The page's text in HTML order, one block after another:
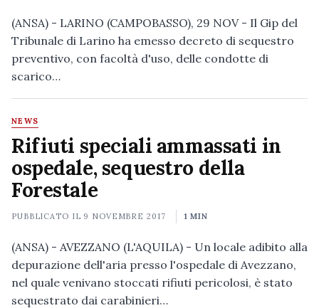
(ANSA) - LARINO (CAMPOBASSO), 29 NOV - Il Gip del
Tribunale di Larino ha emesso decreto di sequestro
preventivo, con facoltà d'uso, delle condotte di
scarico…
NEWS
Rifiuti speciali ammassati in
ospedale, sequestro della
Forestale
PUBBLICATO IL 9 NOVEMBRE 2017 1 MIN
(ANSA) - AVEZZANO (L'AQUILA) - Un locale adibito alla
depurazione dell'aria presso l'ospedale di Avezzano,
nel quale venivano stoccati rifiuti pericolosi, è stato
sequestrato dai carabinieri…